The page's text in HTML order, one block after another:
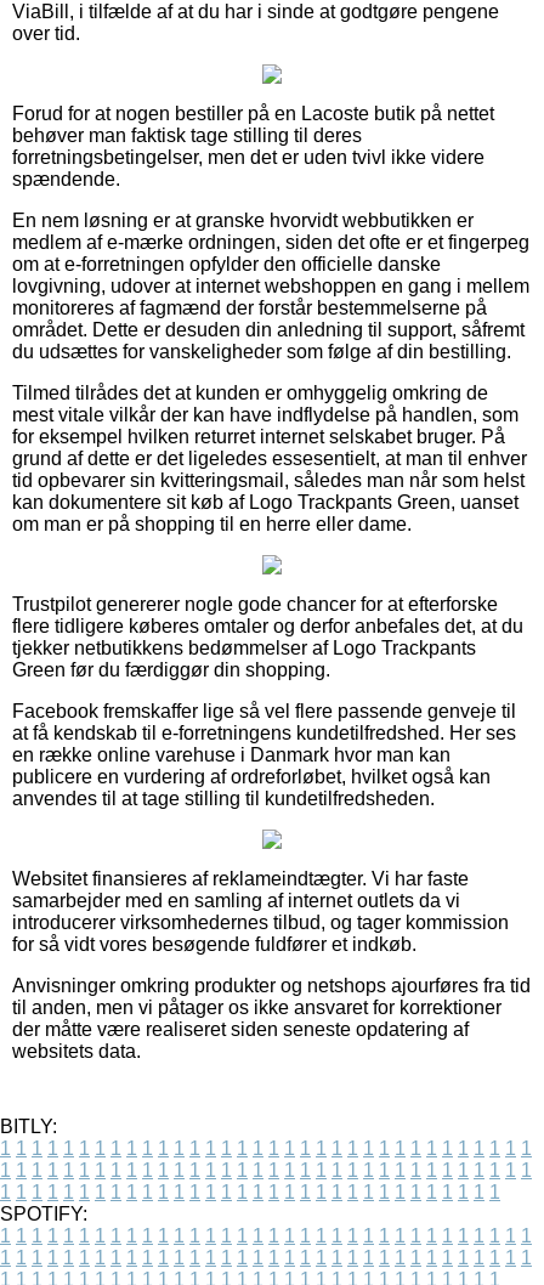
ViaBill, i tilfælde af at du har i sinde at godtgøre pengene
over tid.
Forud for at nogen bestiller på en Lacoste butik på nettet
behøver man faktisk tage stilling til deres
forretningsbetingelser, men det er uden tvivl ikke videre
spændende.
En nem løsning er at granske hvorvidt webbutikken er
medlem af e-mærke ordningen, siden det ofte er et fingerpeg
om at e-forretningen opfylder den officielle danske
lovgivning, udover at internet webshoppen en gang i mellem
monitoreres af fagmænd der forstår bestemmelserne på
området. Dette er desuden din anledning til support, såfremt
du udsættes for vanskeligheder som følge af din bestilling.
Tilmed tilrådes det at kunden er omhyggelig omkring de
mest vitale vilkår der kan have indflydelse på handlen, som
for eksempel hvilken returret internet selskabet bruger. På
grund af dette er det ligeledes essesentielt, at man til enhver
tid opbevarer sin kvitteringsmail, således man når som helst
kan dokumentere sit køb af Logo Trackpants Green, uanset
om man er på shopping til en herre eller dame.
Trustpilot genererer nogle gode chancer for at efterforske
flere tidligere køberes omtaler og derfor anbefales det, at du
tjekker netbutikkens bedømmelser af Logo Trackpants
Green før du færdiggør din shopping.
Facebook fremskaffer lige så vel flere passende genveje til
at få kendskab til e-forretningens kundetilfredshed. Her ses
en række online varehuse i Danmark hvor man kan
publicere en vurdering af ordreforløbet, hvilket også kan
anvendes til at tage stilling til kundetilfredsheden.
Websitet finansieres af reklameindtægter. Vi har faste
samarbejder med en samling af internet outlets da vi
introducerer virksomhedernes tilbud, og tager kommission
for så vidt vores besøgende fuldfører et indkøb.
Anvisninger omkring produkter og netshops ajourføres fra tid
til anden, men vi påtager os ikke ansvaret for korrektioner
der måtte være realiseret siden seneste opdatering af
websitets data.
BITLY:
1 1 1 1 1 1 1 1 1 1 1 1 1 1 1 1 1 1 1 1 1 1 1 1 1 1 1 1 1 1 1 1 1 1
1 1 1 1 1 1 1 1 1 1 1 1 1 1 1 1 1 1 1 1 1 1 1 1 1 1 1 1 1 1 1 1 1 1
1 1 1 1 1 1 1 1 1 1 1 1 1 1 1 1 1 1 1 1 1 1 1 1 1 1 1 1 1 1 1 1
SPOTIFY:
1 1 1 1 1 1 1 1 1 1 1 1 1 1 1 1 1 1 1 1 1 1 1 1 1 1 1 1 1 1 1 1 1 1
1 1 1 1 1 1 1 1 1 1 1 1 1 1 1 1 1 1 1 1 1 1 1 1 1 1 1 1 1 1 1 1 1 1
1 1 1 1 1 1 1 1 1 1 1 1 1 1 1 1 1 1 1 1 1 1 1 1 1 1 1 1 1 1 1 1